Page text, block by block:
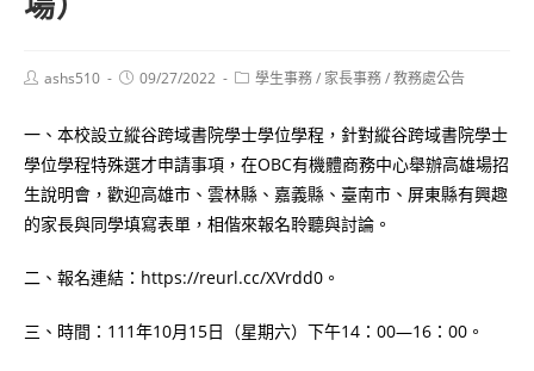
Postashs510
Post09/27/2022
Post學生事務/ 家長事務/教務處公告
一、本校設立縱谷跨域書院學士學位學程，針對縱谷跨域書院學士
學位學程特殊選才申請事項，在OBC有機體商務中心舉辦高雄場招
生說明會，歡迎高雄市、雲林縣、嘉義縣、臺南市、屏東縣有興趣
的家長與同學填寫表單，相偕來報名聆聽與討論。
二、報名連結：https://reurl.cc/XVrdd0。
三、時間：111年10月15日（星期六）下午14：00—16：00。